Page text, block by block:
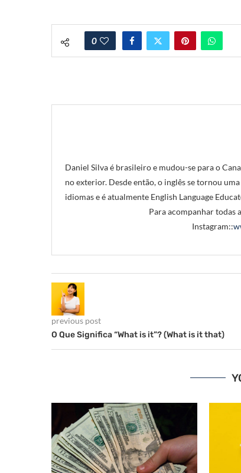
0
Daniel Silva é brasileiro e mudou-se para o
no exterior. Desde então, o inglês se tornou
idiomas e é atualmente English Language
Para acompanhar todas
Instagram::
previous post
O Que Significa “What is it”? (What is it that)